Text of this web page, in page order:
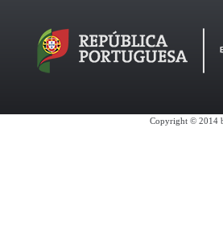
Copyright © 2014